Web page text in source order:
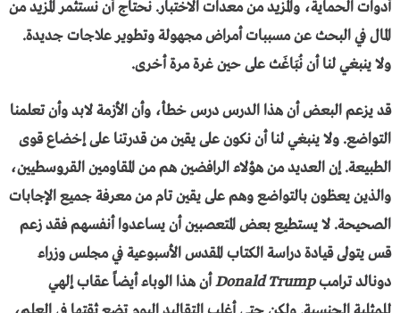
أدوات الحماية، والمزيد من معدات الاختبار. نحتاج أن نستثمر المزيد من
المال في البحث عن مسببات أمراض مجهولة وتطوير علاجات جديدة.
ولا ينبغي لنا أن نُبَاغَث على حين غرة مرة أخرى.
قد يزعم البعض أن هذا الدرس درس خطأ، وأن الأزمة لابد وأن تعلمنا
التواضع. ولا ينبغي لنا أن نكون على يقين من قدرتنا على إخضاع قوى
الطبيعة. إن العديد من هؤلاء الرافضين هم من المقاومين القروسطيين،
والذين يعظون بالتواضع وهم على يقين تام من معرفة جميع الإجابات
الصحيحة. لا يستطيع بعض المتعصبين أن يساعدوا أنفسهم فقد زعم
قس يتولى قيادة دراسة الكتاب المقدس الأسبوعية في مجلس وزراء
دونالد ترامبDonald Trumpأن هذا الوباء أيضاً عقاب إلهي